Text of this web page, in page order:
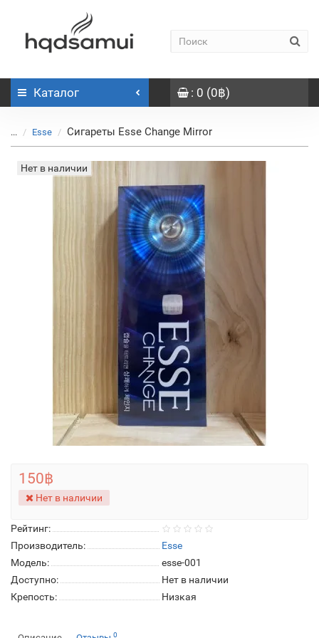
Каталог : 0 (0฿)
... Esse Сигареты Esse Change Mirror
Нет в наличии
Рейтинг:
Производитель:
Esse
Модель:
esse-001
Доступно:
Нет в наличии
Крепость:
Низкая
150฿
Нет в наличии
0